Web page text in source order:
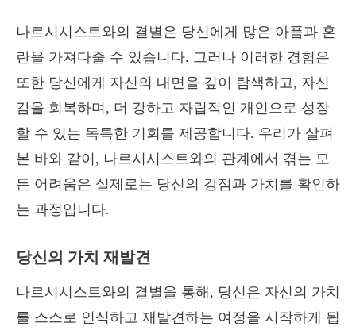
나르시시스트와의 결별은 당신에게 많은 아픔과 혼
란을 가져다줄 수 있습니다. 그러나 이러한 경험은
또한 당신에게 자신의 내면을 깊이 탐색하고, 자신
감을 회복하며, 더 강하고 자립적인 개인으로 성장
할 수 있는 독특한 기회를 제공합니다. 우리가 살펴
본 바와 같이, 나르시시스트와의 관계에서 겪는 모
든 어려움은 실제로는 당신의 강점과 가치를 확인하
는 과정입니다.
당신의 가치 재발견
나르시시스트와의 결별을 통해, 당신은 자신의 가치
를 스스로 인식하고 재발견하는 여정을 시작하게 됩